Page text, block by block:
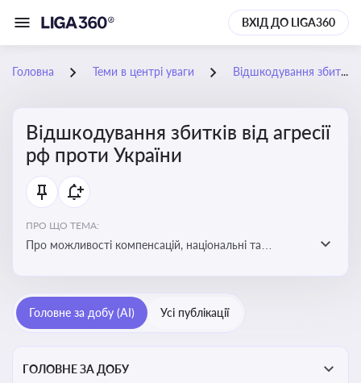
ВХІД ДО LIGA360
Головна Теми в центрі уваги Відшкодування збитків від агресії рф проти України
Відшкодування збитків від агресії
рф проти України
ПРО ЩО ТЕМА:
Про можливості компенсацій, національні та
Головне за добу (AI) Усі публікації
ГОЛОВНЕ ЗА ДОБУ